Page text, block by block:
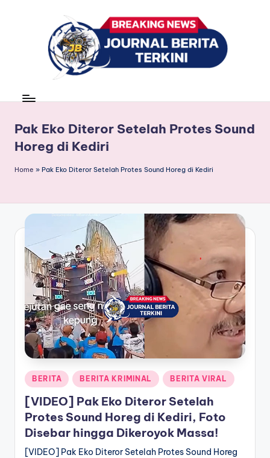
r
n
a
B
e
ri
t
T
e
r
k
n
news
Pak Eko Diteror Setelah Protes Sound
Horeg di Kediri
Home » Pak Eko Diteror Setelah Protes Sound Horeg di Kediri
Posted
in
BERITA BERITA KRIMINAL BERITA VIRAL
[VIDEO] Pak Eko Diteror Setelah
Protes Sound Horeg di Kediri, Foto
Disebar hingga Dikeroyok Massa!
[VIDEO] Pak Eko Diteror Setelah Protes Sound Horeg